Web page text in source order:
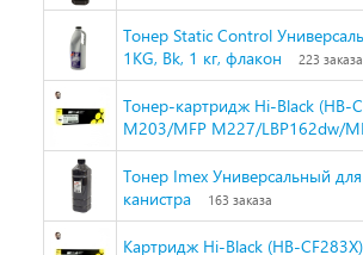
Тонер Static Control
1KG, Bk, 1 кг, флакон
223 заказа
Тонер-картридж Hi-Black (HB-
M203/MFP M227/LBP162dw/
Тонер Imex Универсальный
канистра
163 заказа
Картридж Hi-Black (HB-